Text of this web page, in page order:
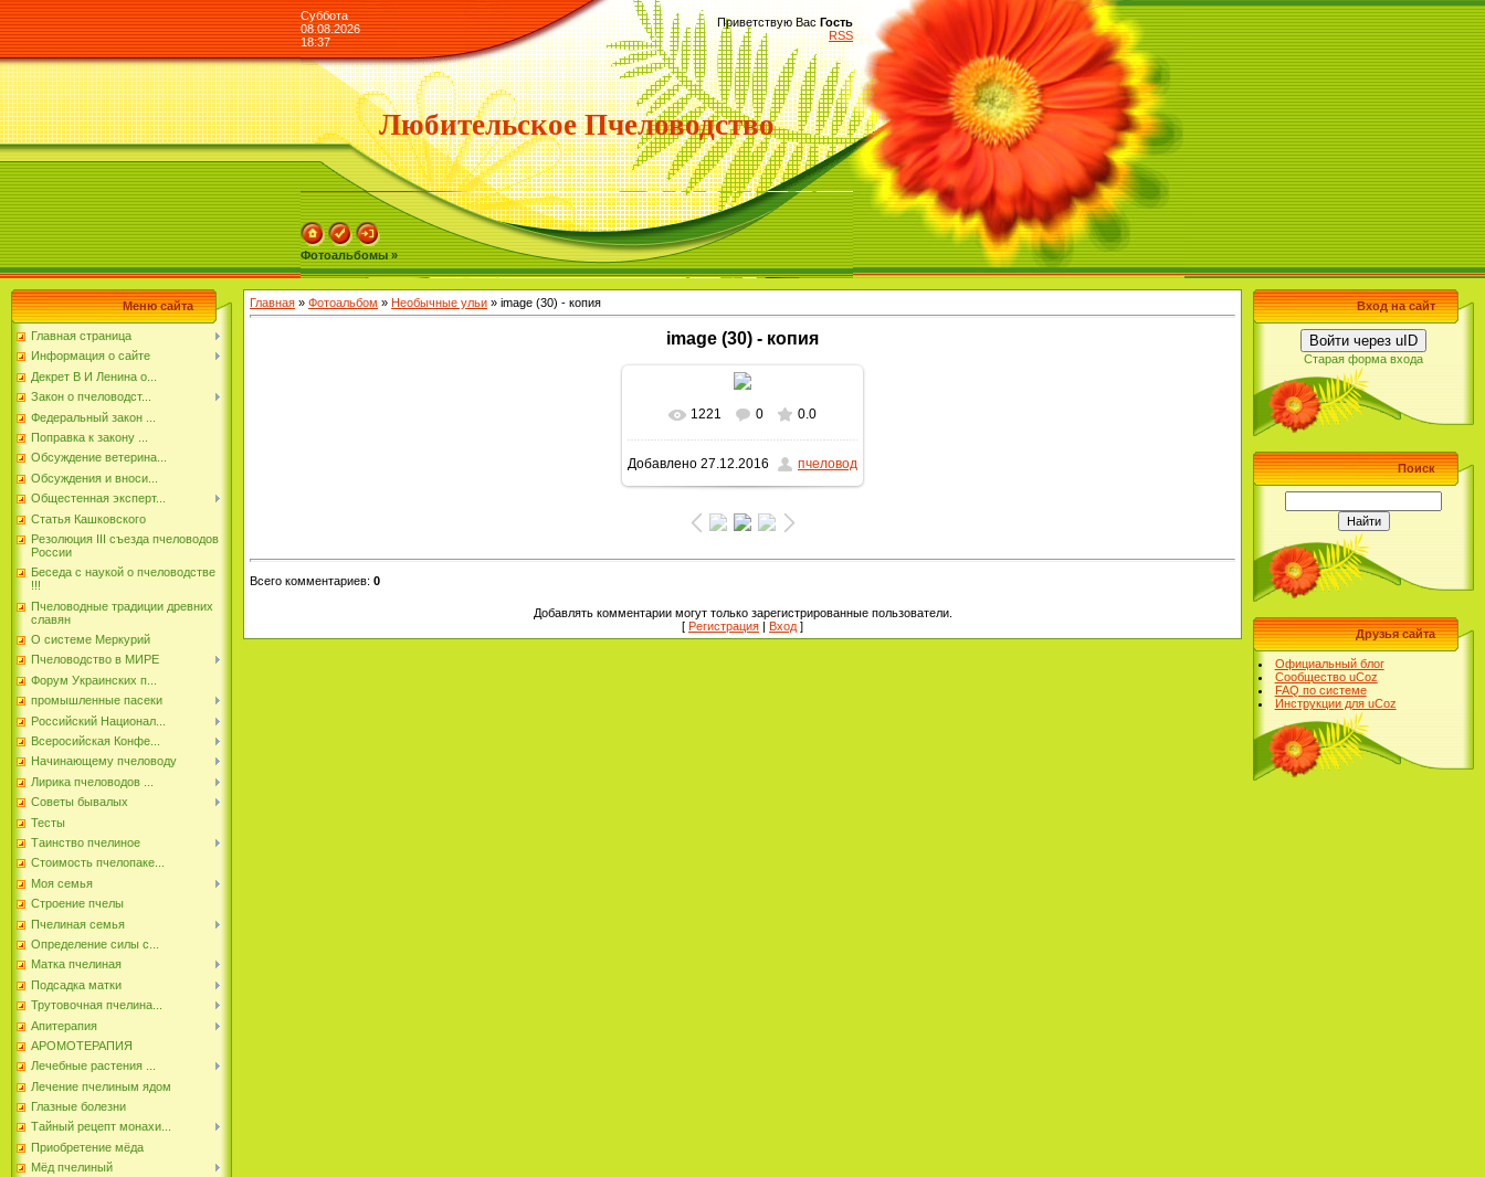
Суббота
08.08.2026
18:37
Приветствую Вас Гость
RSS
Любительское Пчеловодство
Фотоальбомы »
Меню сайта
Главная страница
Информация о сайте
Декрет В И Ленина о...
Закон о пчеловодст...
Федеральный закон ...
Поправка к закону ...
Обсуждение ветерина...
Обсуждения и вноси...
Общестенная эксперт...
Статья Кашковского
Резолюция III съезда пчеловодов
России
Беседа с наукой о пчеловодстве
!!!
Пчеловодные традиции древних
славян
О системе Меркурий
Пчеловодство в МИРЕ
Форум Украинских п...
промышленные пасеки
Российский Национал...
Всеросийская Конфе...
Начинающему пчеловоду
Лирика пчеловодов ...
Советы бывалых
Тесты
Таинство пчелиное
Стоимость пчелопаке...
Моя семья
Строение пчелы
Пчелиная семья
Определение силы с...
Матка пчелиная
Подсадка матки
Трутовочная пчелина...
Апитерапия
АРОМОТЕРАПИЯ
Лечебные растения ...
Лечение пчелиным ядом
Глазные болезни
Тайный рецепт монахи...
Приобретение мёда
Мёд пчелиный
Главная » Фотоальбом » Необычные ульи » image (30) - копия
image (30) - копия
В реальном размере 640x426
/ 111.8Kb
1221 0 0.0
Добавлено 27.12.2016 пчеловод
Всего комментариев: 0
Добавлять комментарии могут только зарегистрированные пользователи.
[ Регистрация Вход]
Вход на сайт
Войти через uID
Старая форма входа
Поиск
Друзья сайта
Официальный блог
Сообщество uCoz
FAQ по системе
Инструкции для uCoz